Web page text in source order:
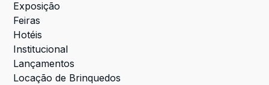
Exposição
Feiras
Hotéis
Institucional
Lançamentos
Locação de Brinquedos